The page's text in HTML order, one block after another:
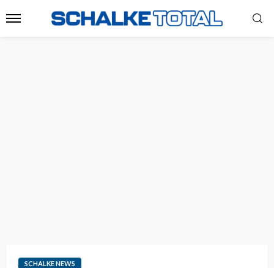
SCHALKE NEWS